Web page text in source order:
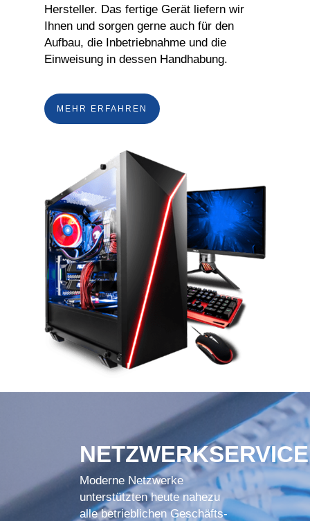
Hersteller. Das fertige Gerät liefern wir
Ihnen und sorgen gerne auch für den
Aufbau, die Inbetriebnahme und die
Einweisung in dessen Handhabung.
MEHR ERFAHREN
NETZWERKSERVICE
Moderne Netzwerke
unterstützten heute nahezu
alle betrieblichen Geschäfts-